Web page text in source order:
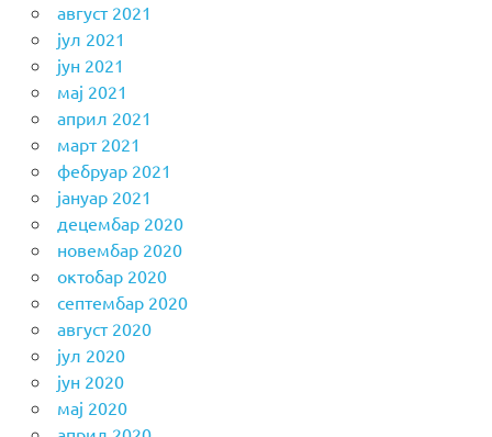
август 2021
јул 2021
јун 2021
мај 2021
април 2021
март 2021
фебруар 2021
јануар 2021
децембар 2020
новембар 2020
октобар 2020
септембар 2020
август 2020
јул 2020
јун 2020
мај 2020